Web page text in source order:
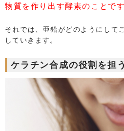
物質を作り出す酵素のことです
それでは、亜鉛がどのようにして
していきます。
ケラチン合成の役割を担う